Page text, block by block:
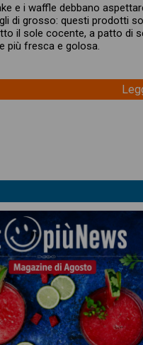
e i waffle debbano
di grosso: questi prodotti
il sole cocente, a patto di
più fresca e golosa.